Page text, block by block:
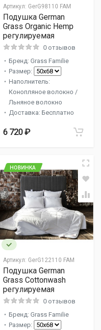
Артикул: GerG98110 FAM
Подушка German
Grass Organic Hemp
регулируемая
0 отзывов
Бренд: Grass Familie
Размер:
Наполнитель:
Конопляное волокно /
Льняное волокно
Доставка: Бесплатно
6 720 ₽
Артикул: GerG122110 FAM
НОВИНКА
Подушка German
Grass Cottonwash
регулируемая
0 отзывов
Бренд: Grass Familie
Размер: